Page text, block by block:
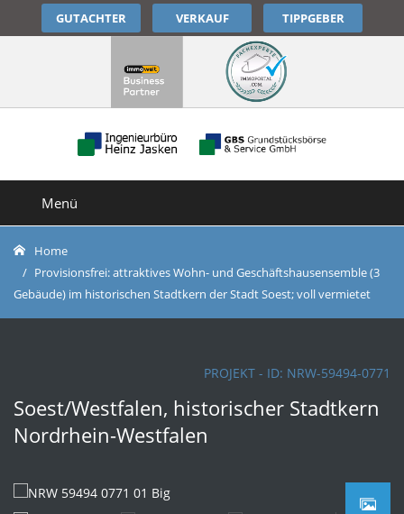
GUTACHTER VERKAUF TIPPGEBER
Menü
Home
Provisionsfrei: attraktives Wohn- und Geschäftshausensemble (3
Gebäude) im historischen Stadtkern der Stadt Soest; voll vermietet
PROJEKT - ID: NRW-59494-0771
Soest/Westfalen, historischer Stadtkern
Nordrhein-Westfalen